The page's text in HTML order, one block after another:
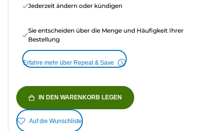
Jederzeit ändern oder kündigen
Sie entscheiden über die Menge und Häufigkeit Ihrer
Bestellung
Erfahre mehr über Repeat & Save
IN DEN WARENKORB LEGEN
Auf die Wunschliste